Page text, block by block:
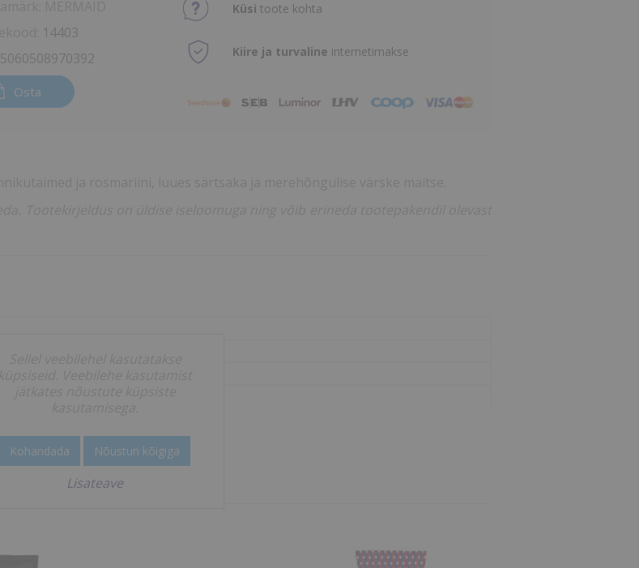
14403
5060508970392
Osta
Küsi toote kohta
Kiire ja turvaline internetimakse
Kohandada Nõustun kõigiga
Lisateave